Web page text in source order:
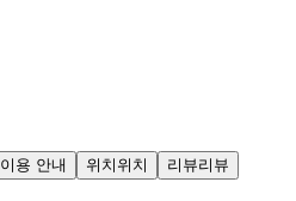
이용 안내 위치 위치 리뷰리뷰